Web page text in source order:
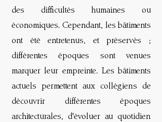
des difficultés humaines ou
économiques. Cependant, les bâtiments
ont été entretenus, et préservés ;
différentes époques sont venues
marquer leur empreinte. Les bâtiments
actuels permettent aux collégiens de
découvrir différentes époques
architecturales, d'évoluer au quotidien